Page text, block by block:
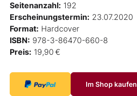
Seitenanzahl: 192
Erscheinungstermin: 23.07.2020
Format: Hardcover
ISBN: 978-3-86470-660-8
Preis: 19,90 €
Im Shop kaufen